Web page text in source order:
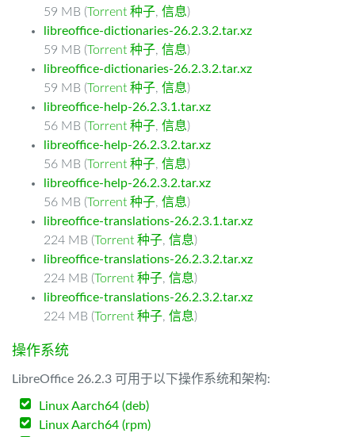
59 MB (Torrent 种子, 信息)
libreoffice-dictionaries-26.2.3.2.tar.xz
59 MB (Torrent 种子, 信息)
libreoffice-dictionaries-26.2.3.2.tar.xz
59 MB (Torrent 种子, 信息)
libreoffice-help-26.2.3.1.tar.xz
56 MB (Torrent 种子, 信息)
libreoffice-help-26.2.3.2.tar.xz
56 MB (Torrent 种子, 信息)
libreoffice-help-26.2.3.2.tar.xz
56 MB (Torrent 种子, 信息)
libreoffice-translations-26.2.3.1.tar.xz
224 MB (Torrent 种子, 信息)
libreoffice-translations-26.2.3.2.tar.xz
224 MB (Torrent 种子, 信息)
libreoffice-translations-26.2.3.2.tar.xz
224 MB (Torrent 种子, 信息)
操作系统
LibreOffice 26.2.3 可用于以下操作系统和架构:
Linux Aarch64 (deb)
Linux Aarch64 (rpm)